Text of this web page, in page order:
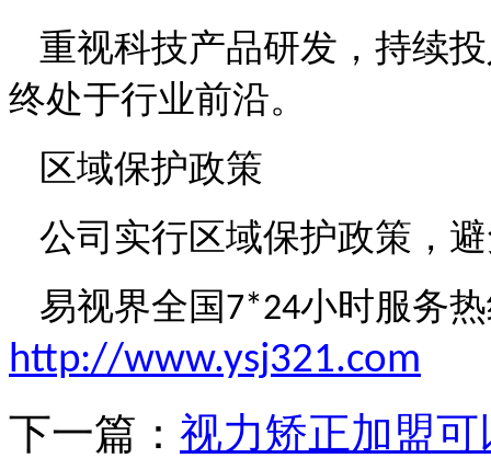
重视科技产品研发，持续
终处于行业前沿。
区域保护政策
公司实行区域保护政策 ，
易视界全国 7*24小时服务
http://www.ysj321.com
下一篇： 视力矫正加盟